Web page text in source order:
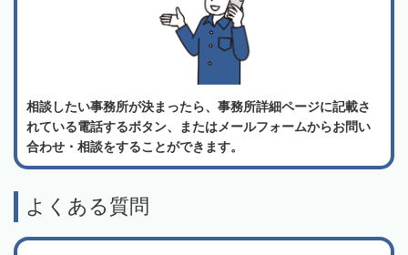
相談したい事務所が決まったら、事務所詳細ページに記載さ
れている電話するボタン、またはメールフォームからお問い
合わせ・相談をすることができます。
よくある質問